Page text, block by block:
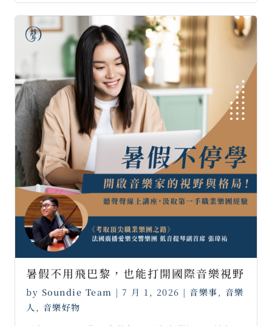
暑假不用飛巴黎，也能打開國際音樂視野
by Soundie Team | 7 月 1, 2026 | 音樂事, 音樂
人 , 音樂好物